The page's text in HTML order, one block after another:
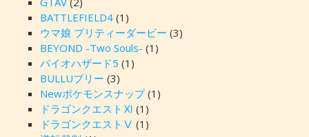
BATTLEFIELD4(1)
ウマ娘 プリティーダービー (3)
BEYOND -Two Souls- (1)
バイオハザード5 (1)
BULLUブリー (3)
Newポケモンスナップ(1)
ドラゴンクエストⅪ (1)
ドラゴンクエストⅤ (1)